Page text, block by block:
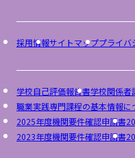
採用情報サイトマッププライバ
学校自己評価報告書学校関係者
職業実践専門課程の基本情報に
2025年度機関要件確認申請書
2023年度機関要件確認申請書